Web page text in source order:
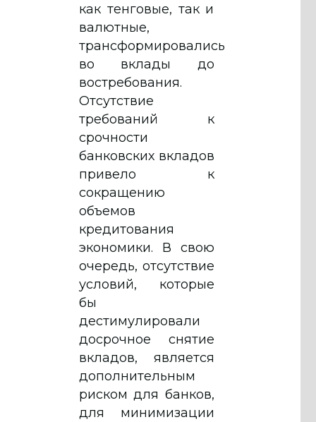
как тенговые, так и
валютные,
трансформировались
во вклады до
востребования.
Отсутствие
требований к
срочности
банковских вкладов
привело к
сокращению
объемов
кредитования
экономики. В свою
очередь, отсутствие
условий, которые
бы
дестимулировали
досрочное снятие
вкладов, является
дополнительным
риском для банков,
для минимизации